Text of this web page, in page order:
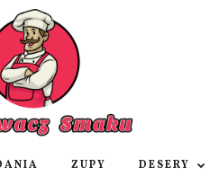
ZUPY DESERY